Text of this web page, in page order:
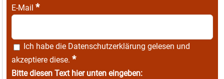
E-Mail *
Ich habe die Datenschutzerklärung gelesen und
akzeptiere diese. *
Bitte diesen Text hier unten eingeben: